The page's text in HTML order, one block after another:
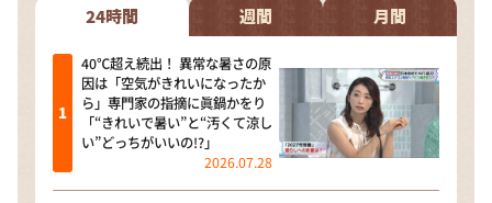
24時間 週間 月間
40℃超え続出！ 異常な暑さの原
因は「空気がきれいになったか
ら」専門家の指摘に眞鍋かをり
「“きれいで暑い”と“汚くて涼し
い”どっちがいいの!?」
2026.07.28